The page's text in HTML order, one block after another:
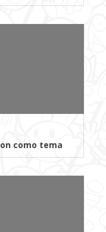
como tema